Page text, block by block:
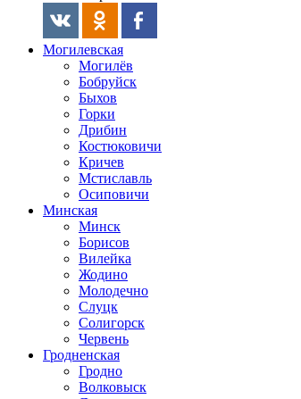
Могилевская
Могилёв
Бобруйск
Быхов
Горки
Дрибин
Костюковичи
Кричев
Мстиславль
Осиповичи
Минская
Минск
Борисов
Вилейка
Жодино
Молодечно
Слуцк
Солигорск
Червень
Гродненская
Гродно
Волковыск